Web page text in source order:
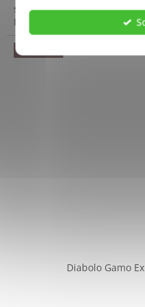
hvězdiček.
spolehlivé podávání a
Ideální...
Diabolo Gamo